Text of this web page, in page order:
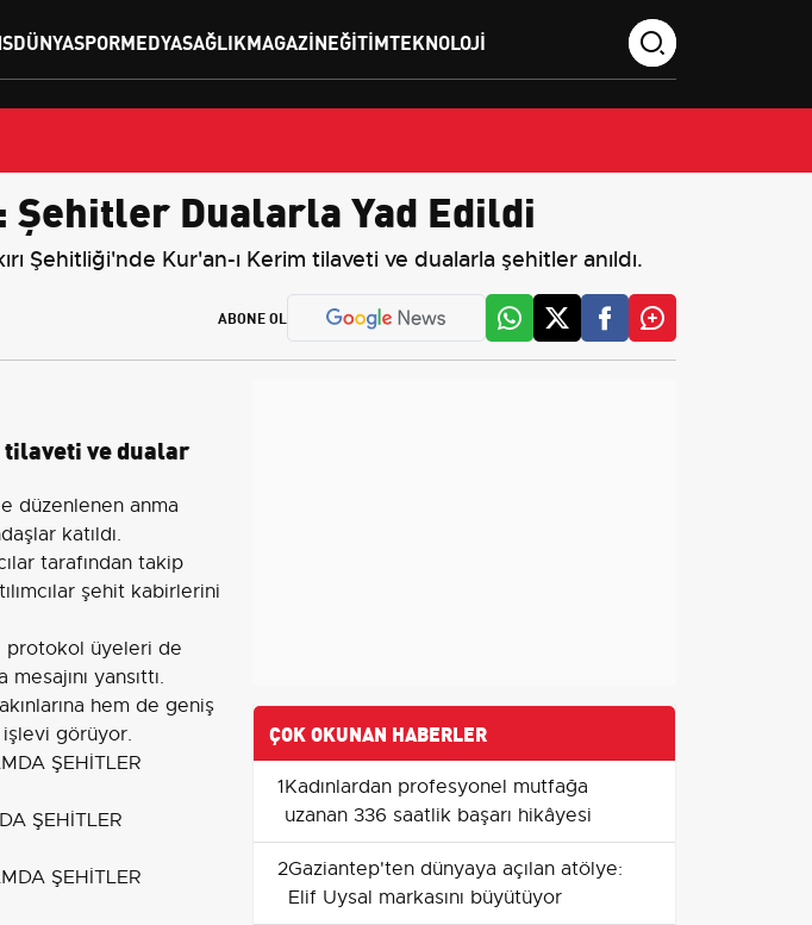
DÜNYASPORMEDYASAĞLIKMAGAZINEĞITIMTEKNOLOJI
Şehitler Dualarla Yad Edildi
Şehitliği'nde Kur'an-ı Kerim tilaveti ve dualarla şehitler anıldı.
ABONE OL
ve dualar
düzenlenen anma
katıldı.
tarafından takip
şehit kabirlerini
protokol üyeleri de
yansıttı.
hem de geniş
görüyor.
ŞEHİTLER
ÇOK OKUNAN HABERLER
1Kadınlardan profesyonel mutfağa
uzanan 336 saatlik başarı hikâyesi
2Gaziantep'ten dünyaya açılan atölye:
Elif Uysal markasını büyütüyor